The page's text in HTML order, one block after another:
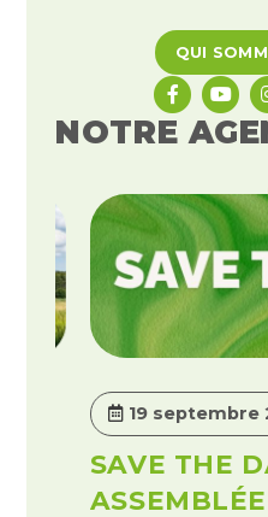
QUI
NOTRE
19 septembre
SAVE THE
ASSEMBLÉE